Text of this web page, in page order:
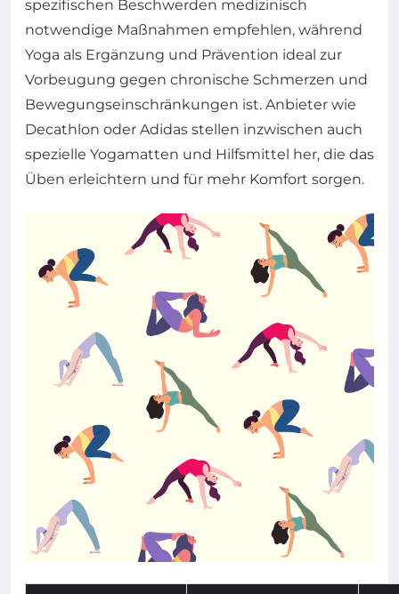
spezifischen Beschwerden medizinisch
notwendige Maßnahmen empfehlen, während
Yoga als Ergänzung und Prävention ideal zur
Vorbeugung gegen chronische Schmerzen und
Bewegungseinschränkungen ist. Anbieter wie
Decathlon oder Adidas stellen inzwischen auch
spezielle Yogamatten und Hilfsmittel her, die das
Üben erleichtern und für mehr Komfort sorgen.